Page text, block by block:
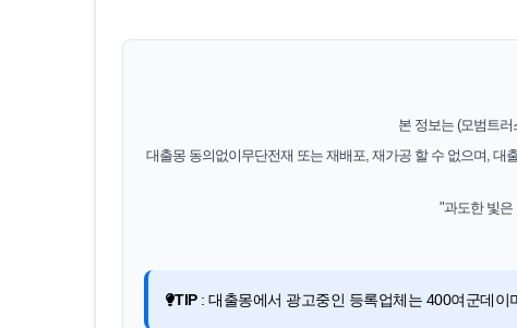
본 정보는 (모범트
대출몽 동의없이무단전재 또는 재배포, 재가공 할 수 없으며, 대
"과도한 빛은
TIP: 대출몽에서 광고중인 등록업체는 400여군데이